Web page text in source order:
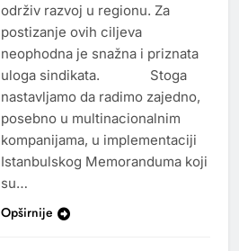
održiv razvoj u regionu. Za
postizanje ovih ciljeva
neophodna je snažna i priznata
uloga sindikata. Stoga
nastavljamo da radimo zajedno,
posebno u multinacionalnim
kompanijama, u implementaciji
Istanbulskog Memoranduma koji
su…
Opširnije